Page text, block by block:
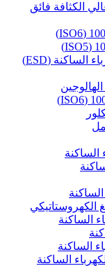
الكثافة فائق
قفازات نتريل مضادة للكهرباء الساكنة (ESD)
الساكنة
الكهروستاتيكي
الساكنة
الساكنة
الساكنة